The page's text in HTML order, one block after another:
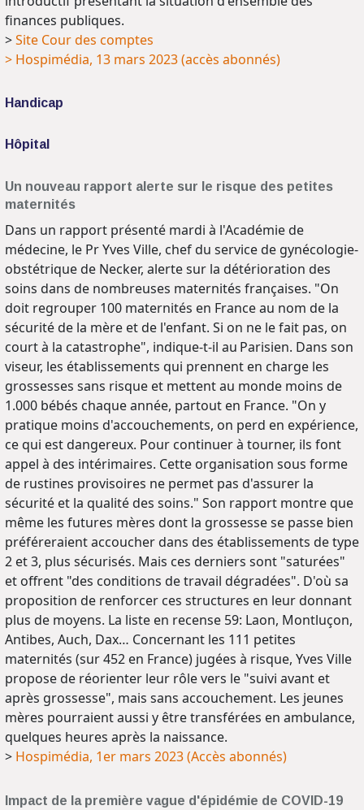
finances publiques.
>Site Cour des comptes
> Hospimédia, 13 mars 2023 (accès abonnés)
Handicap
Hôpital
Un nouveau rapport alerte sur le risque des petites
maternités
Dans un rapport présenté mardi à l'Académie de
médecine, le Pr Yves Ville, chef du service de gynécologie-
obstétrique de Necker, alerte sur la détérioration des
soins dans de nombreuses maternités françaises. "On
doit regrouper 100 maternités en France au nom de la
sécurité de la mère et de l'enfant. Si on ne le fait pas, on
court à la catastrophe", indique-t-il au Parisien. Dans son
viseur, les établissements qui prennent en charge les
grossesses sans risque et mettent au monde moins de
1.000 bébés chaque année, partout en France. "On y
pratique moins d'accouchements, on perd en expérience,
ce qui est dangereux. Pour continuer à tourner, ils font
appel à des intérimaires. Cette organisation sous forme
de rustines provisoires ne permet pas d'assurer la
sécurité et la qualité des soins." Son rapport montre que
même les futures mères dont la grossesse se passe bien
préféreraient accoucher dans des établissements de type
2 et 3, plus sécurisés. Mais ces derniers sont "saturées"
et offrent "des conditions de travail dégradées". D'où sa
proposition de renforcer ces structures en leur donnant
plus de moyens. La liste en recense 59: Laon, Montluçon,
Antibes, Auch, Dax… Concernant les 111 petites
maternités (sur 452 en France) jugées à risque, Yves Ville
propose de réorienter leur rôle vers le "suivi avant et
après grossesse", mais sans accouchement. Les jeunes
mères pourraient aussi y être transférées en ambulance,
quelques heures après la naissance.
> Hospimédia, 1er mars 2023 (Accès abonnés)
Impact de la première vague d'épidémie de COVID-19